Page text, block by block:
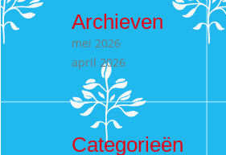
Archieven
mei 2026
april 2026
Categorieën